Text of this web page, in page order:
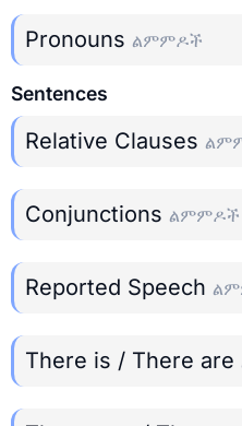
Pronouns ልምምዶች
Sentences
Relative Clauses
Conjunctions ልምምዶች
Reported Speech
There is / There are